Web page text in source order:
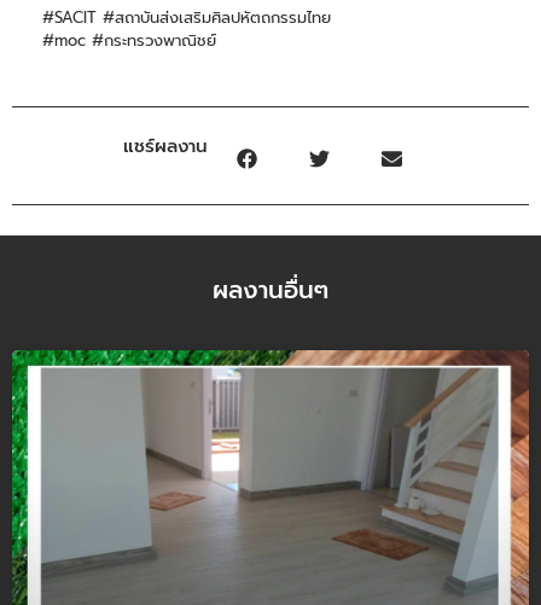
#SACIT #สถาบันส่งเสริมศิลปหัตถกรรมไทย
#moc #กระทรวงพาณิชย์
แชร์ผลงาน
ผลงานอื่นๆ